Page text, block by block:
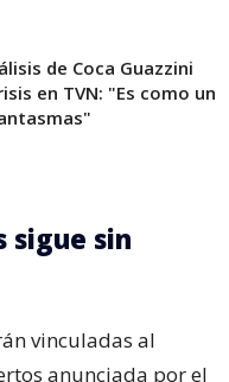
de Coca Guazzini
en TVN: "Es como un
sigue sin
vinculadas al
anunciada por el